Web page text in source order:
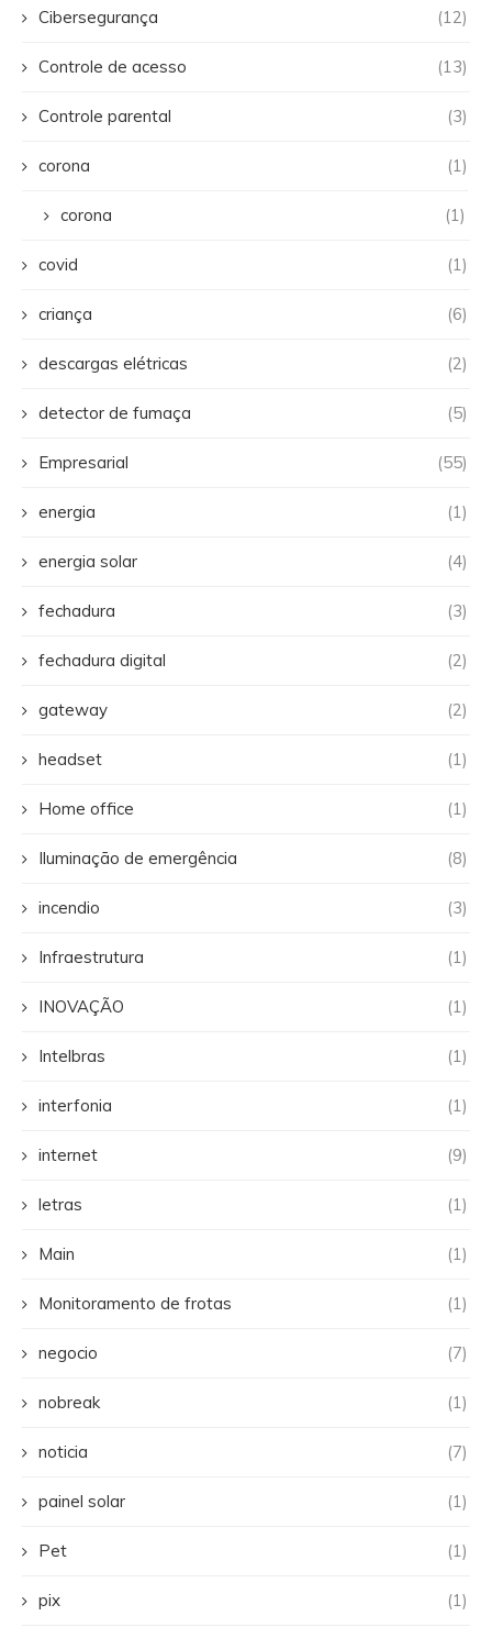
Cibersegurança (12)
Controle de acesso (13)
Controle parental (3)
corona (1)
corona (1)
covid (1)
criança (6)
descargas elétricas (2)
detector de fumaça (5)
Empresarial (55)
energia (1)
energia solar (4)
fechadura (3)
fechadura digital (2)
gateway (2)
headset (1)
Home office (1)
Iluminação de emergência (8)
incendio (3)
Infraestrutura (1)
INOVAÇÃO (1)
Intelbras (1)
interfonia (1)
internet (9)
letras (1)
Main (1)
Monitoramento de frotas (1)
negocio (7)
nobreak (1)
noticia (7)
painel solar (1)
Pet (1)
pix (1)